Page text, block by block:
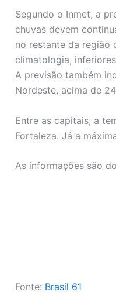
Segundo o Inmet, a
chuvas devem
no restante da região
climatologia,
A previsão também
Nordeste, acima de
Entre as capitais, a
Fortaleza. Já a
As informações são
Fonte: Brasil 61